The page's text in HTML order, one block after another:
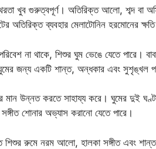
খুব গুরুত্বপূর্ণ। অতিরিক্ত আলো, শব্দ বা
অতিরিক্ত ব্যবহার মেলাটোনিন হরমোনের
না থাকে, শিশুর ঘুম ভেঙে যেতে পারে।
জন্য একটি শান্ত, অন্ধকার এবং সুশৃঙ্খল
মান উন্নত করতে সাহায্য করে। ঘুমের দুই
শোনার অভ্যাস করানো যেতে পারে।
শিশুর রুমে নরম আলো, হালকা সঙ্গীত এবং